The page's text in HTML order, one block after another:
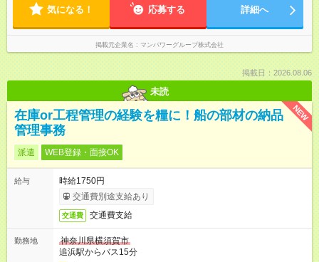
気になる！ 応募する 詳細へ
掲載元企業名 マンパワーグループ株式会社
掲載日：2026.08.06
未読
NEW
在庫or工程管理の経験を糧に！船の部材の納品
管理事務
派遣 WEB登録・面接OK
給与
時給1750円
交通費別途支給あり
交通費 交通費支給
勤務地
神奈川県横須賀市
追浜駅からバス15分